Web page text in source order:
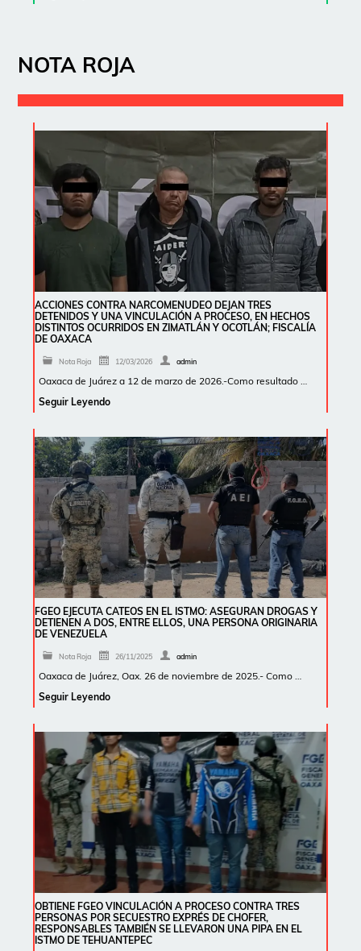
NOTA ROJA
ACCIONES CONTRA NARCOMENUDEO DEJAN TRES
DETENIDOS Y UNA VINCULACIÓN A PROCESO, EN HECHOS
DISTINTOS OCURRIDOS EN ZIMATLÁN Y OCOTLÁN; FISCALÍA
DE OAXACA
Nota Roja 12/03/2026 admin
Oaxaca de Juárez a 12 de marzo de 2026.-Como resultado …
Seguir Leyendo
FGEO EJECUTA CATEOS EN EL ISTMO: ASEGURAN DROGAS Y
DETIENEN A DOS, ENTRE ELLOS, UNA PERSONA ORIGINARIA
DE VENEZUELA
Nota Roja 26/11/2025 admin
Oaxaca de Juárez, Oax. 26 de noviembre de 2025.- Como …
Seguir Leyendo
OBTIENE FGEO VINCULACIÓN A PROCESO CONTRA TRES
PERSONAS POR SECUESTRO EXPRÉS DE CHOFER,
RESPONSABLES TAMBIÉN SE LLEVARON UNA PIPA EN EL
ISTMO DE TEHUANTEPEC